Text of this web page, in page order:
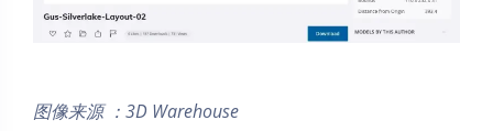
图像来源 ：3D Warehouse